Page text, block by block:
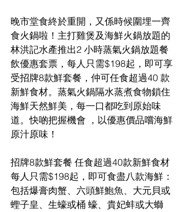
晚市堂食終於重開，又係時候圍埋一齊
食火鍋啦！主打雞煲及海鮮火鍋放題的
林洪記水產推出2 小時蒸氣火鍋放題餐
飲優惠套票，每人只需$198起，即可享
受招牌8款鮮套餐，仲可任食超過40 款
新鮮食材。蒸氣火鍋隔水蒸煮食物鎖住
海鮮天然鮮美，每一口都吃到原始味
道。快啲把握機會 ，以優惠價品嚐海鮮
原汁原味！
招牌8款鮮套餐 任食超過40款新鮮食材
每人只需$198起，即可食盡八款海鮮：
包括爆膏肉蟹、六頭鮮鮑魚、大元貝或
蟶子皇、生蠔或桶 蠔、貴妃蚌或大螄